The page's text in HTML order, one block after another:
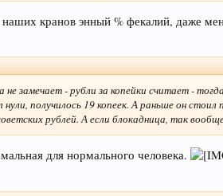
кранов энный % фекалий, даже
не замечает - рубли за копейки считает -
нули, получилось 19 копеек. А раньше он
рублей. А если блокадница, так
для нормального человека.